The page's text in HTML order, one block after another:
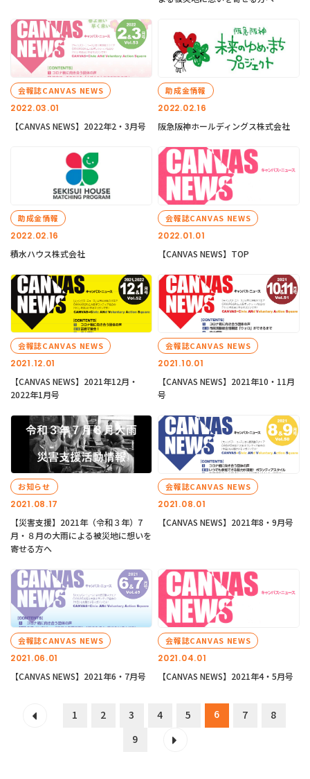
2022.03.01
会報誌CANVAS NEWS
【CANVAS NEWS】2022年2・3月号
2022.02.16
助成金情報
阪急阪神ホールディングス株式会社
2022.02.16
助成金情報
積水ハウス株式会社
2022.01.01
会報誌CANVAS NEWS
【CANVAS NEWS】TOP
2021.12.01
会報誌CANVAS NEWS
【CANVAS NEWS】2021年12月・
2022年1月号
2021.10.01
会報誌CANVAS NEWS
【CANVAS NEWS】2021年10・11月
号
2021.08.17
お知らせ
【災害支援】2021年（令和３年）7
月・８月の大雨による被災地に想いを
寄せる方へ
2021.08.01
会報誌CANVAS NEWS
【CANVAS NEWS】2021年8・9月号
2021.06.01
会報誌CANVAS NEWS
【CANVAS NEWS】2021年6・7月号
2021.04.01
会報誌CANVAS NEWS
【CANVAS NEWS】2021年4・5月号
1 2 3 4 5 6 7
8
9